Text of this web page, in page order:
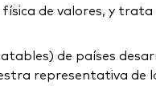
de valores, y
de países
representativa de